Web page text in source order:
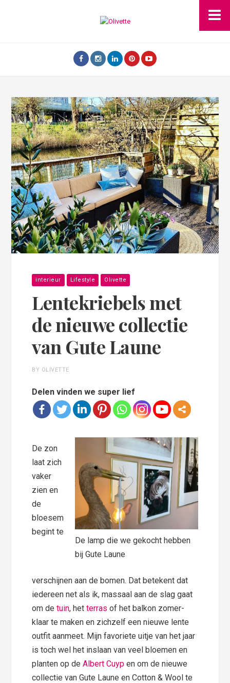
interieur Lifestyle Olivette
Lentekriebels met
de nieuwe collectie
van Gute Laune
BY OLIVETTE
Delen vinden we super lief
De lamp die we gekocht hebben
bij Gute Laune
De zon
laat zich
vaker
zien en
de
bloesem
begint te
verschijnen aan de bomen. Dat betekent dat
iedereen net als ik, massaal aan de slag gaat
om detuin, hetterras of het balkon zomer-
klaar te maken en zichzelf een nieuwe lente
outfit aanmeet. Mijn favoriete uitje van het jaar
is toch wel het inslaan van veel bloemen en
planten op deAlbert Cuyp en om de nieuwe
collectie van Gute Laune en Cotton & Wool te